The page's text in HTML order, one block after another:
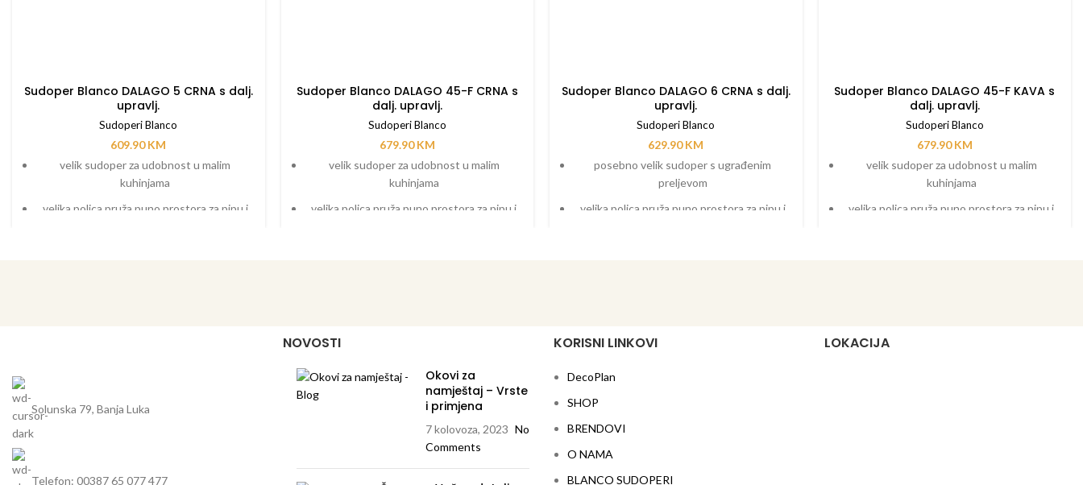
Sudoper Blanco DALAGO 5 CRNA s dalj.
upravlj.
Sudoperi Blanco
609.90KM
velik sudoper za udobnost u malim
kuhinjama
velika polica pruža puno prostora za pipu i
Sudoper Blanco DALAGO 45-F CRNA s
dalj. upravlj.
Sudoperi Blanco
679.90KM
velik sudoper za udobnost u malim
kuhinjama
velika polica pruža puno prostora za pipu i
Sudoper Blanco DALAGO 6 CRNA s dalj.
upravlj.
Sudoperi Blanco
629.90KM
posebno velik sudoper s ugrađenim
preljevom
velika polica pruža puno prostora za pipu i
Sudoper Blanco DALAGO 45-F KAVA s
dalj. upravlj.
Sudoperi Blanco
679.90KM
velik sudoper za udobnost u malim
kuhinjama
velika polica pruža puno prostora za pipu i
Solunska 79, Banja Luka
Telefon: 00387 65 077 477
NOVOSTI
Okovi za
namještaj – Vrste
i primjena
7 kolovoza, 2023 No
Comments
KORISNI LINKOVI
DecoPlan
SHOP
BRENDOVI
O NAMA
BLANCO SUDOPERI
LOKACIJA